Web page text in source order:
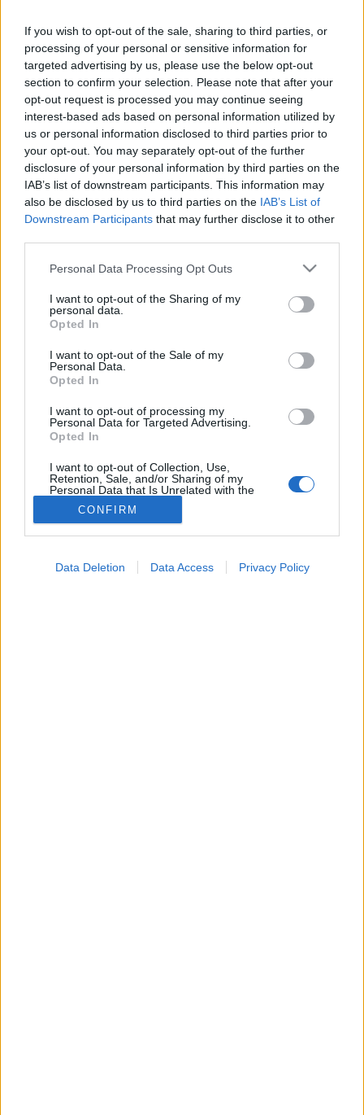
If you wish to opt-out of the sale, sharing to third parties, or
processing of your personal or sensitive information for
targeted advertising by us, please use the below opt-out
section to confirm your selection. Please note that after your
opt-out request is processed you may continue seeing
interest-based ads based on personal information utilized by
us or personal information disclosed to third parties prior to
your opt-out. You may separately opt-out of the further
disclosure of your personal information by third parties on the
IAB’s list of downstream participants. This information may
also be disclosed by us to third parties on the IAB’s List of
Downstream Participants that may further disclose it to other
Please note that this website/app uses one or more Google
not limited to your visit or usage behaviour. You may click to
grant or deny consent to Google and its third-party tags to
use your data for below specified purposes in below Google
consent section.
Personal Data Processing Opt Outs
I want to opt-out of the Sharing of my
personal data.
Opted In
I want to opt-out of the Sale of my
Personal Data.
Opted In
I want to opt-out of processing my
Personal Data for Targeted Advertising.
Opted In
I want to opt-out of Collection, Use,
Retention, Sale, and/or Sharing of my
Personal Data that Is Unrelated with the
Purposes for which it was collected.
Opted Out
CONFIRM
Data Deletion Data Access Privacy Policy
felpuffad? Így leplezheti le, hogy
pollenallergia vagy hisztamin-
intolerancia kínozza